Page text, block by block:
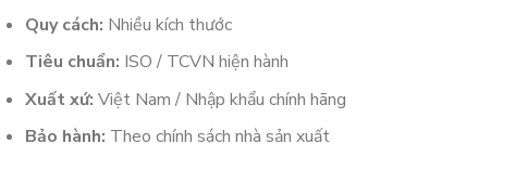
Quy cách: Nhiều kích thước
Tiêu chuẩn: ISO / TCVN hiện hành
Xuất xứ: Việt Nam / Nhập khẩu chính hãng
Bảo hành: Theo chính sách nhà sản xuất